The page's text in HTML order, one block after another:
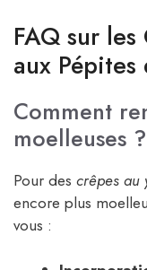
FAQ sur
aux
Comment
moelleuses ?
Pour des crêpes au
encore plus
vous :